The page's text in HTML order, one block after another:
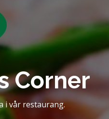
Corner
i vår restaurang.